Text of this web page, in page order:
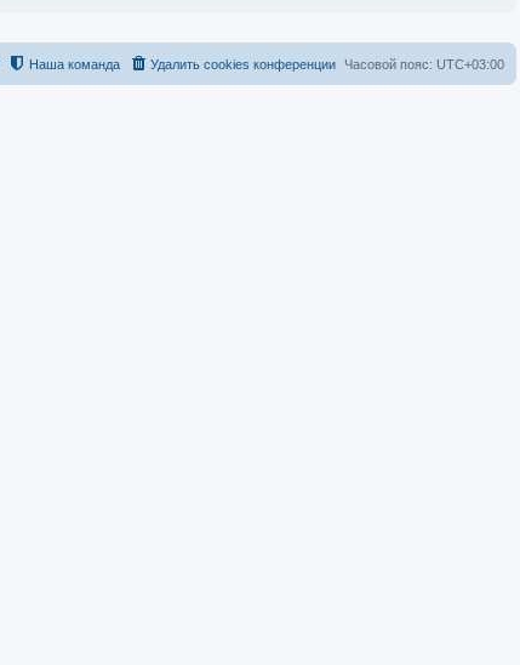
Часовой пояс: UTC+03:00
Удалить cookies конференции
Наша команда